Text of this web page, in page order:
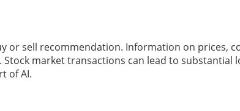
or sell recommendation. Information on prices,
market transactions can lead to substantial
of AI.